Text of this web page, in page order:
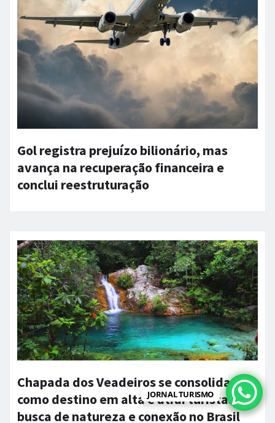
Gol registra prejuízo bilionário, mas
avança na recuperação financeira e
conclui reestruturação
Chapada dos Veadeiros se consolida
como destino em alta e atrai turistas em
busca de natureza e conexão no Brasil
JORNAL TURISMO